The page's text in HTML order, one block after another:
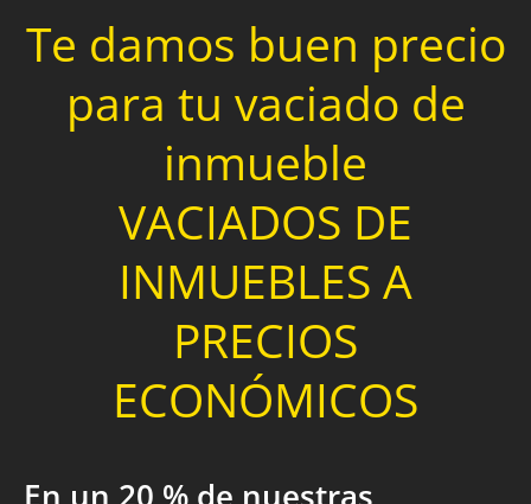
Te damos buen precio
para tu vaciado de
inmueble
VACIADOS DE
INMUEBLES A
PRECIOS
ECONÓMICOS